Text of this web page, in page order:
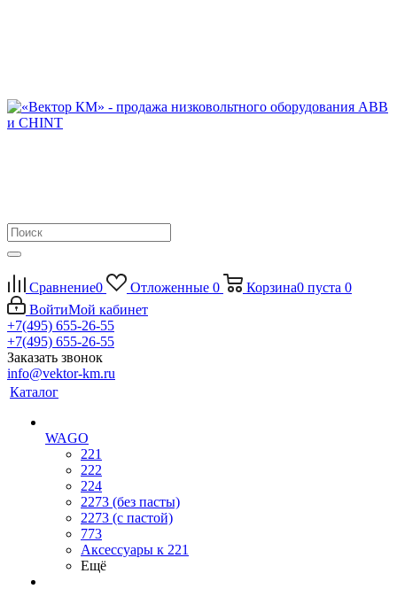
Сравнение0 Отложенные 0 Корзина0 пуста 0
ВойтиМой кабинет
+7(495) 655-26-55
+7(495) 655-26-55
Заказать звонок
info@vektor-km.ru
Каталог
WAGO
221
222
224
2273 (без пасты)
2273 (с пастой)
773
Аксессуары к 221
Ещё